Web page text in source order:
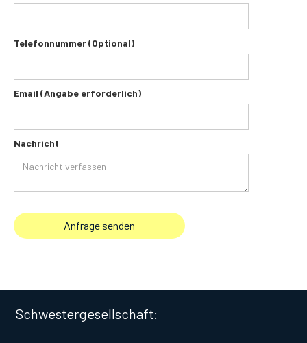
Telefonnummer (Optional)
Email (Angabe erforderlich)
Nachricht
Schwestergesellschaft: